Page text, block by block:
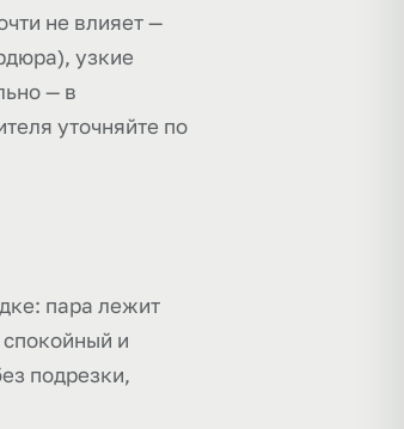
не влияет —
узкие
— в
уточняйте по
пара лежит
и
подрезки,